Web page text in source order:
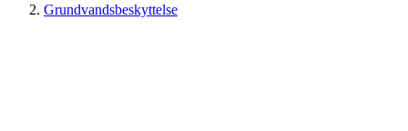
Grundvandsbeskyttelse